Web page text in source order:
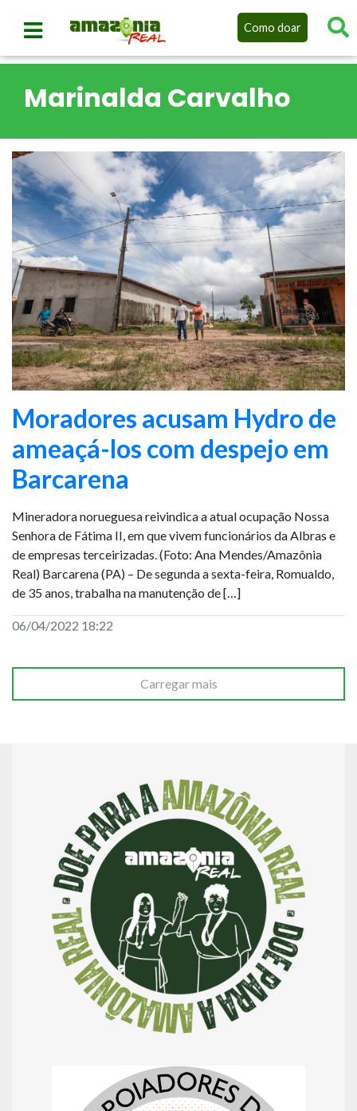
Como doar
Marinalda Carvalho
Moradores acusam Hydro de
ameaçá-los com despejo em
Barcarena
Mineradora norueguesa reivindica a atual ocupação Nossa
Senhora de Fátima II, em que vivem funcionários da Albras e
de empresas terceirizadas. (Foto: Ana Mendes/Amazônia
Real) Barcarena (PA) – De segunda a sexta-feira, Romualdo,
de 35 anos, trabalha na manutenção de […]
06/04/2022 18:22
Carregar mais